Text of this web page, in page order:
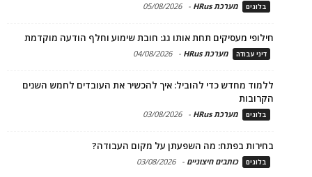
בלוגים מערכת HRus -
05/08/2026
חילופי מעסיקים תחת אותו גג: חובת שימוע וחלף הודעה מוקדמת
דיני עבודה מערכת HRus -
04/08/2026
ללמוד מחדש כדי להוביל: איך להכשיר את העובדים לחמש השנים
הקרובות
בלוגים מערכת HRus -
03/08/2026
בחירות בפתח: מה השפעתן על מקום העבודה?
בלוגים כותבים חיצוניים -
03/08/2026